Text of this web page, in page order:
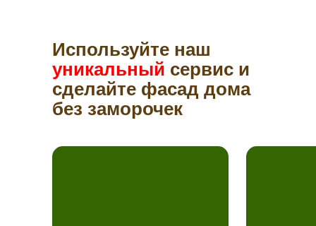
Используйте наш
уникальный сервис и
сделайте фасад дома
без заморочек